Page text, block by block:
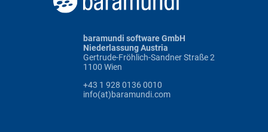
baramundi software GmbH
Niederlassung Austria
Gertrude-Fröhlich-Sandner Straße 2
1100 Wien
+43 1 928 0136 0010
info(at)baramundi.com